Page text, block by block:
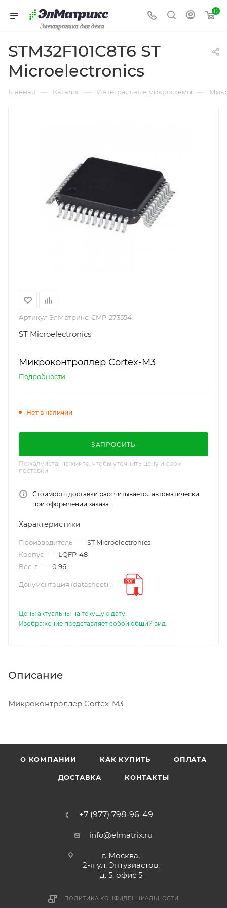
Электроника для дела
0
STM32F101C8T6 ST
Microelectronics
Главная — Каталог — Интегральные микросхемы —
Артикул ЭлМатрикс: CMP-273554
ST Microelectronics
Микроконтроллер Cortex-M3
Подробности
Нет в наличии
ЗАПРОСИТЬ
Пожалуйста, нажмите, чтобы уточнить цену и срок
поставки
Стоимость доставки рассчитывается автоматически
при оформлении заказа.
Характеристики
Производитель — ST Microelectronics
Корпус — LQFP-48
Вес, г — 0.96
Документация (datasheet) —
Цены актуальны на текущую дату.
Изображение представляет собой общий вид.
Описание
Микроконтроллер Cortex-M3
О КОМПАНИИ КАК КУПИТЬ ОПЛАТА
ДОСТАВКА КОНТАКТЫ
+7 (977) 798-96-49
info@elmatrix.ru
г. Москва,
2-я ул. Энтузиастов,
д. 5, офис 5
ПОЛИТИКА КОНФИДЕНЦИАЛЬНОСТИ